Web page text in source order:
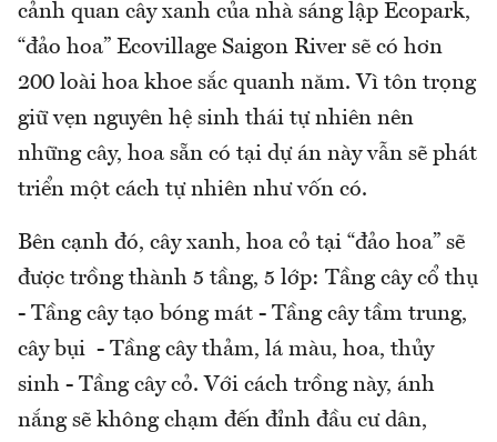
cảnh quan cây xanh của nhà sáng lập Ecopark,
“đảo hoa” Ecovillage Saigon River sẽ có hơn
200 loài hoa khoe sắc quanh năm. Vì tôn trọng
giữ vẹn nguyên hệ sinh thái tự nhiên nên
những cây, hoa sẵn có tại dự án này vẫn sẽ phát
triển một cách tự nhiên như vốn có.
Bên cạnh đó, cây xanh, hoa cỏ tại “đảo hoa” sẽ
được trồng thành 5 tầng, 5 lớp: Tầng cây cổ thụ
- Tầng cây tạo bóng mát - Tầng cây tầm trung,
cây bụi - Tầng cây thảm, lá màu, hoa, thủy
sinh - Tầng cây cỏ. Với cách trồng này, ánh
nắng sẽ không chạm đến đỉnh đầu cư dân,